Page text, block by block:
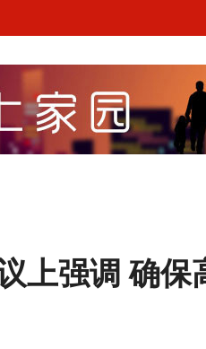
上强调 确保